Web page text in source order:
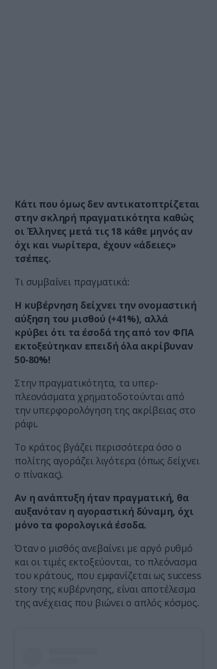
Κάτι που όμως δεν αντικατοπτρίζεται
στην σκληρή πραγματικότητα καθώς
οι Έλληνες μετά τις 18 κάθε μηνός αν
όχι και νωρίτερα, έχουν «άδειες»
τσέπες.
Τι συμβαίνει πραγματικά:
Η κυβέρνηση δείχνει την ονομαστική
αύξηση του μισθού (+41%), αλλά
κρύβει ότι τα έσοδά της από τον ΦΠΑ
εκτοξεύτηκαν επειδή όλα ακρίβυναν
50-80%!
Στην πραγματικότητα, τα υπερ-
πλεονάσματα χρηματοδοτούνται από
την υπερφορολόγηση της ακρίβειας στο
ράφι.
Το κράτος βγάζει περισσότερα όσο ο
πολίτης αγοράζει λιγότερα (όπως δείχνει
ο πίνακας).
Αν η ανάπτυξη ήταν πραγματική, θα
αυξανόταν η αγοραστική δύναμη, όχι
μόνο τα φορολογικά έσοδα.
Όταν ο μισθός ανεβαίνει με αργό ρυθμό
και οι τιμές εκτοξεύονται, το πλεόνασμα
του κράτους, που εμφανίζεται ως success
story της κυβέρνησης, είναι αποτέλεσμα
της ανέχειας που βιώνει ο απλός κόσμος.